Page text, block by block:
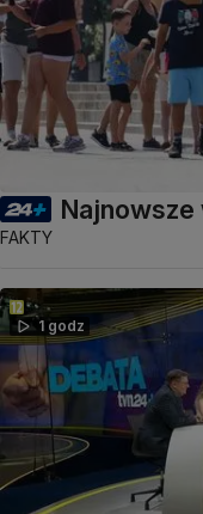
FAKTY
1 godz